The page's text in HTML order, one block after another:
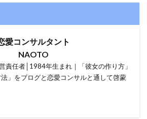
愛コンサルタント
NAOTO
責任者│1984年生まれ｜「彼女の作り方」
法」をブログと恋愛コンサルと通して啓蒙